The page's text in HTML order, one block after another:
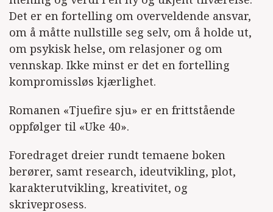
Det er en fortelling om overveldende ansvar,
om å måtte nullstille seg selv, om å holde ut,
om psykisk helse, om relasjoner og om
vennskap. Ikke minst er det en fortelling
kompromissløs kjærlighet.
Romanen «Tjuefire sju» er en frittstående
oppfølger til «Uke 40».
Foredraget dreier rundt temaene boken
berører, samt research, ideutvikling, plot,
karakterutvikling, kreativitet, og
skriveprosess.